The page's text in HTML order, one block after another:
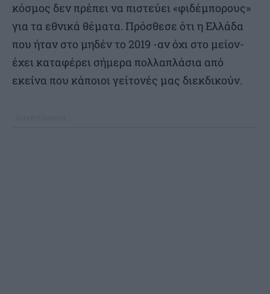
κόσμος δεν πρέπει να πιστεύει «φιδέμπορους»
για τα εθνικά θέματα. Πρόσθεσε ότι η Ελλάδα
που ήταν στο μηδέν το 2019 -αν όχι στο μείον-
έχει καταφέρει σήμερα πολλαπλάσια από
εκείνα που κάποιοι γείτονές μας διεκδικούν.